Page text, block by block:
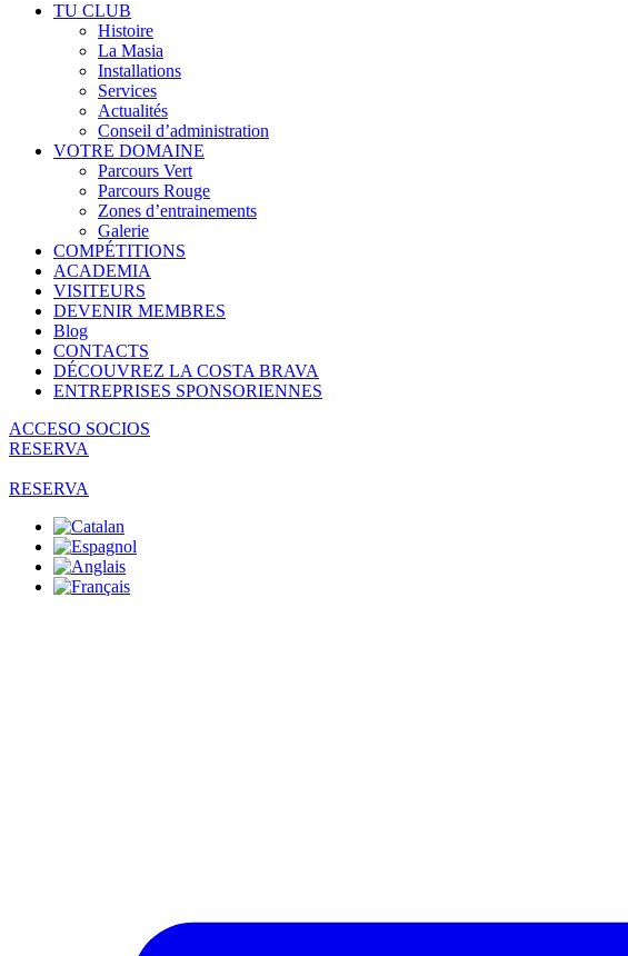
TU CLUB
Histoire
La Masia
Installations
Services
Actualités
Conseil d’administration
VOTRE DOMAINE
Parcours Vert
Parcours Rouge
Zones d’entrainements
Galerie
COMPÉTITIONS
ACADEMIA
VISITEURS
DEVENIR MEMBRES
Blog
CONTACTS
DÉCOUVREZ LA COSTA BRAVA
ENTREPRISES SPONSORIENNES
ACCESO SOCIOS
RESERVA
RESERVA